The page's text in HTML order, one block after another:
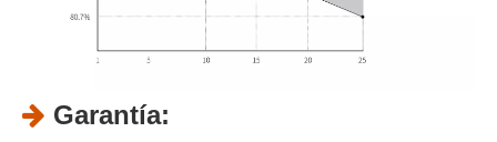
 Garantía: